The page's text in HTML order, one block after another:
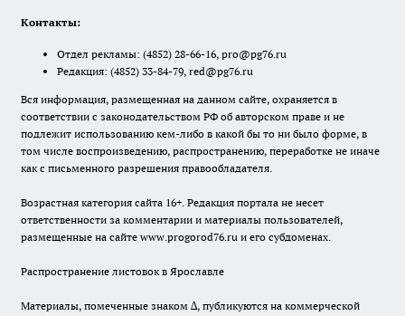
Контакты:
Отдел рекламы: (4852) 28-66-16, pro@pg76.ru
Редакция: (4852) 33-84-79, red@pg76.ru
Вся информация, размещенная на данном сайте, охраняется в
соответствии с законодательством РФ об авторском праве и не
подлежит использованию кем-либо в какой бы то ни было форме, в
том числе воспроизведению, распространению, переработке не иначе
как с письменного разрешения правообладателя.
Возрастная категория сайта 16+. Редакция портала не несет
ответственности за комментарии и материалы пользователей,
размещенные на сайте www.progorod76.ru и его субдоменах.
Распространение листовок в Ярославле
Материалы, помеченные знаком ∆, публикуются на коммерческой